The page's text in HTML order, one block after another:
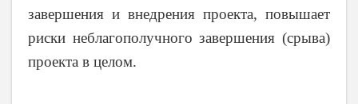
завершения и внедрения проекта, повышает
риски неблагополучного завершения (срыва)
проекта в целом.